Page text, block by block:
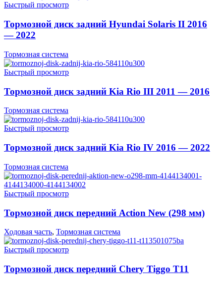
Быстрый просмотр
Тормозной диск задний Hyundai Solaris II 2016
— 2022
Тормозная система
Быстрый просмотр
Тормозной диск задний Kia Rio III 2011 — 2016
Тормозная система
Быстрый просмотр
Тормозной диск задний Kia Rio IV 2016 — 2022
Тормозная система
Быстрый просмотр
Тормозной диск передний Action New (298 мм)
Ходовая часть, Тормозная система
Быстрый просмотр
Тормозной диск передний Chery Tiggo T11